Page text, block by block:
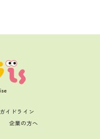
ガイドライン
企業の方へ